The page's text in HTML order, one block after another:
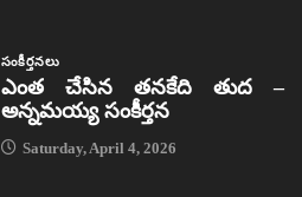
సంకీర్తనలు
ఎంత చేసిన తనకేది తుద –
అన్నమయ్య సంకీర్తన
Saturday, April 4, 2026